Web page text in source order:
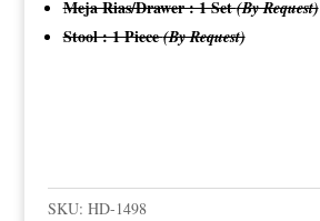
Meja Rias/Drawer : 1 Set(By Request)
Stool : 1 Piece(By Request)
SKU: HD-1498